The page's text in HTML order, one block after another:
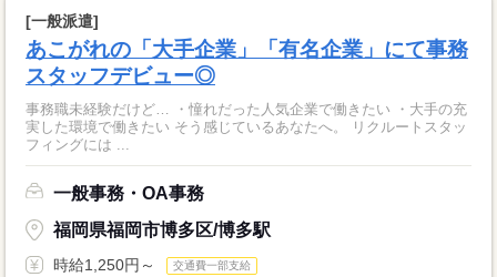
[一般派遣]
あこがれの「大手企業」「有名企業」にて事務
スタッフデビュー◎
事務職未経験だけど… ・憧れだった人気企業で働きたい ・大手の充
実した環境で働きたい そう感じているあなたへ。 リクルートスタッ
フィングには ...
一般事務・OA事務
福岡県福岡市博多区/博多駅
時給1,250円～ 交通費一部支給